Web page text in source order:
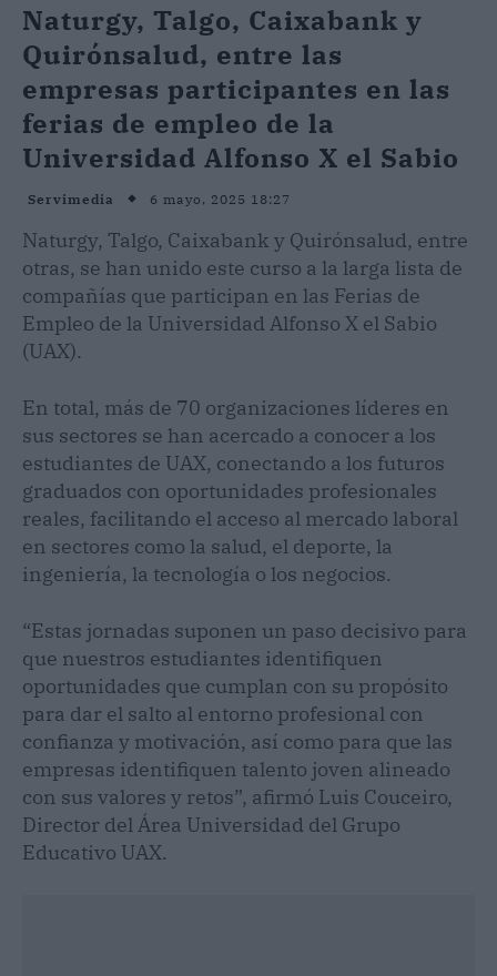
Naturgy, Talgo, Caixabank y
Quirónsalud, entre las
empresas participantes en las
ferias de empleo de la
Universidad Alfonso X el Sabio
Servimedia 6 mayo, 2025 18:27
Naturgy, Talgo, Caixabank y Quirónsalud, entre
otras, se han unido este curso a la larga lista de
compañías que participan en las Ferias de
Empleo de la Universidad Alfonso X el Sabio
(UAX).
En total, más de 70 organizaciones líderes en
sus sectores se han acercado a conocer a los
estudiantes de UAX, conectando a los futuros
graduados con oportunidades profesionales
reales, facilitando el acceso al mercado laboral
en sectores como la salud, el deporte, la
ingeniería, la tecnología o los negocios.
“Estas jornadas suponen un paso decisivo para
que nuestros estudiantes identifiquen
oportunidades que cumplan con su propósito
para dar el salto al entorno profesional con
confianza y motivación, así como para que las
empresas identifiquen talento joven alineado
con sus valores y retos”, afirmó Luis Couceiro,
Director del Área Universidad del Grupo
Educativo UAX.